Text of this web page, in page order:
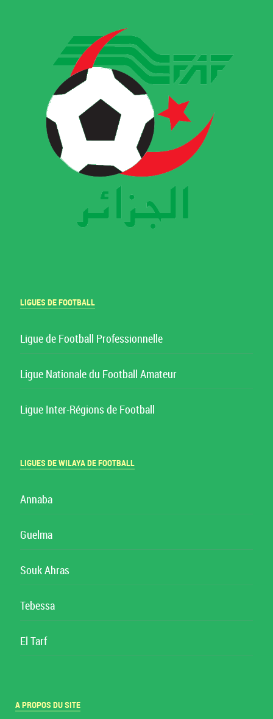
LIGUES DE FOOTBALL
Ligue de Football Professionnelle
Ligue Nationale du Football Amateur
Ligue Inter-Régions de Football
LIGUES DE WILAYA DE FOOTBALL
Annaba
Guelma
Souk Ahras
Tebessa
El Tarf
A PROPOS DU SITE